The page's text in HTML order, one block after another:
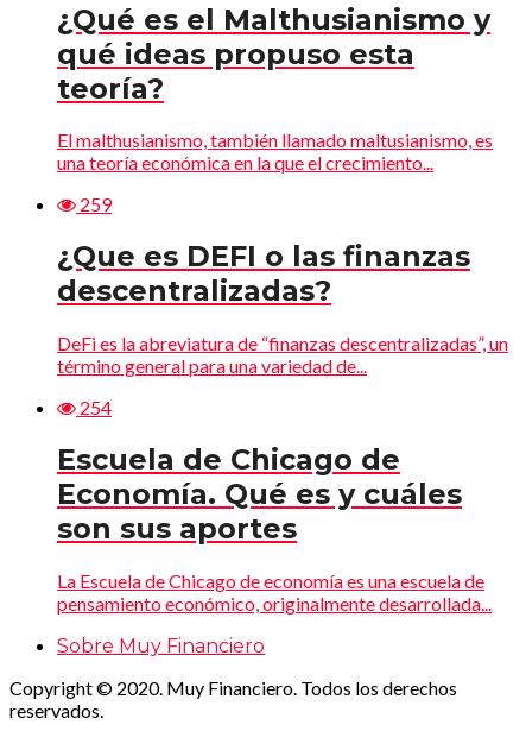
¿Qué es el Malthusianismo y
qué ideas propuso esta
teoría?
El malthusianismo, también llamado maltusianismo, es
una teoría económica en la que el crecimiento...
259
¿Que es DEFI o las finanzas
descentralizadas?
DeFi es la abreviatura de “finanzas descentralizadas”, un
término general para una variedad de...
254
Escuela de Chicago de
Economía. Qué es y cuáles
son sus aportes
La Escuela de Chicago de economía es una escuela de
pensamiento económico, originalmente desarrollada...
Sobre Muy Financiero
Copyright © 2020. Muy Financiero. Todos los derechos
reservados.